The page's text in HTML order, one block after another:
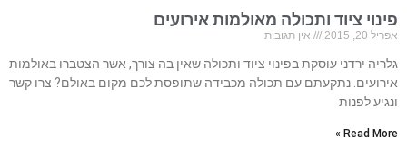
פינוי ציוד ותכולה מאולמות אירועים
אפריל 20, 2015 אין תגובות
גלריה ירדני עוסקת בפינוי ציוד ותכולה שאין בה צורך, אשר הצטברו באולמות
אירועים. נתקעתם עם תכולה מכבידה שתופסת לכם מקום באולם? צרו קשר
ונגיע לפנות
Read More »